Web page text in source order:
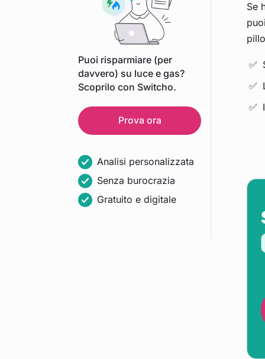
Puoi risparmiare (per
davvero) su luce e gas?
Scoprilo con Switcho.
Prova ora
Analisi personalizzata
Senza burocrazia
Gratuito e digitale
Se